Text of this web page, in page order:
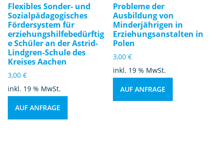
Flexibles Sonder- und
Sozialpädagogisches
Fördersystem für
erziehungshilfebedürftig
e Schüler an der Astrid-
Lindgren-Schule des
Kreises Aachen
3,00 €
inkl. 19 % MwSt.
AUF ANFRAGE
Probleme der
Ausbildung von
Minderjährigen in
Erziehungsanstalten in
Polen
3,00€
inkl. 19 % MwSt.
AUF ANFRAGE